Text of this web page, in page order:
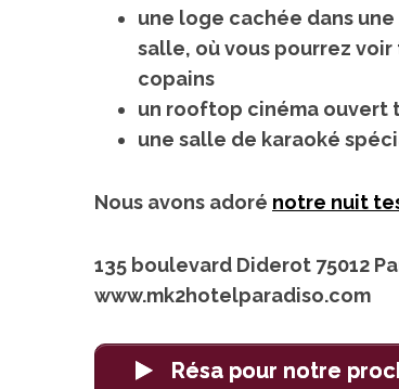
une loge cachée dans
salle, où vous pourrez
copains
un rooftop cinéma ouvert
une salle de karaoké
Nous avons adoré notre nuit
135 boulevard Diderot 75012
www.mk2hotelparadiso.com
Résa pour notre